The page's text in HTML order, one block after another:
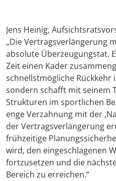
Jens Heinig,
„Die Vertragsverlängerung
absolute Überzeugungstat.
Zeit einen Kader
schnellstmögliche Rückkehr
sondern schafft mit seinem
Strukturen im sportlichen
enge Verzahnung mit der
der Vertragsverlängerung
frühzeitige
wird, den eingeschlagenen
fortzusetzen und die
Bereich zu erreichen.“